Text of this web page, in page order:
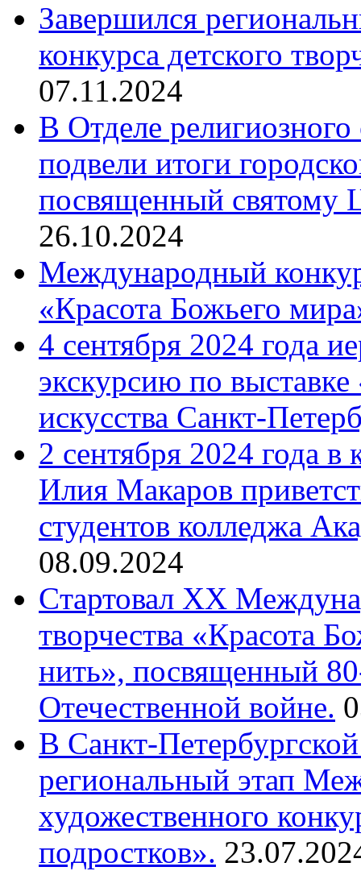
Завершился
конкурса детского
07.11.2024
В Отделе религиозного
подвели итоги
посвященный святому
26.10.2024
Международный
«Красота Божьего
4 сентября 2024 года
экскурсию по
искусства Санкт-
2 сентября 2024 года
Илия Макаров
студентов колледжа
08.09.2024
Cтартовал XX
творчества «Красота
нить», посвященный
Отечественной войне.
В Санкт-
региональный этап
художественного
подростков».